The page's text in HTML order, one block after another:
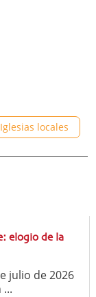
Iglesias locales
elogio de la
julio de 2026